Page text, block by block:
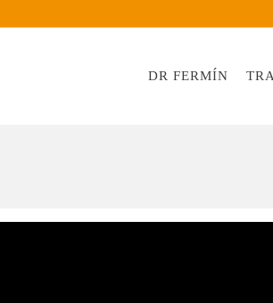
DR FERMÍN